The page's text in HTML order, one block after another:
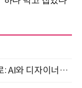
"인터페이스를 넘어 인텐트(intent)로: AI와 디자이너가 함께 만드는 공존의 UX" 강남역 (9/2)